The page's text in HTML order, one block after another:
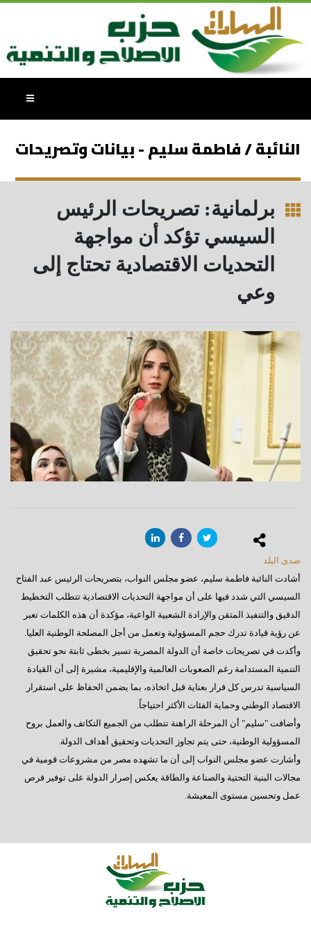
النائبة / فاطمة سليم - بيانات وتصريحات
برلمانية: تصريحات الرئيس
السيسي تؤكد أن مواجهة
التحديات الاقتصادية تحتاج إلى
وعي
صدى البلد
أشادت النائبة فاطمة سليم، عضو مجلس النواب، بتصريحات الرئيس عبد الفتاح
السيسي التي شدد فيها على أن مواجهة التحديات الاقتصادية تتطلب التخطيط
الدقيق والتنفيذ المتقن والإرادة الشعبية الواعية، مؤكدة أن هذه الكلمات تعبر
عن رؤية قيادة تدرك حجم المسؤولية وتعمل من أجل المصلحة الوطنية العليا.
وأكدت في تصريحات خاصة أن الدولة المصرية تسير بخطى ثابتة نحو تحقيق
التنمية المستدامة رغم الصعوبات العالمية والإقليمية، مشيرة إلى أن القيادة
السياسية تدرس كل قرار بعناية قبل اتخاذه، بما يضمن الحفاظ على استقرار
الاقتصاد الوطني وحماية الفئات الأكثر احتياجاً.
وأضافت "سليم" أن المرحلة الراهنة تتطلب من الجميع التكاتف والعمل بروح
المسؤولية الوطنية، حتى يتم تجاوز التحديات وتحقيق أهداف الدولة.
وأشارت عضو مجلس النواب إلى أن ما تشهده مصر من مشروعات قومية في
مجالات البنية التحتية والصناعة والطاقة يعكس إصرار الدولة على توفير فرص
عمل وتحسين مستوى المعيشة.